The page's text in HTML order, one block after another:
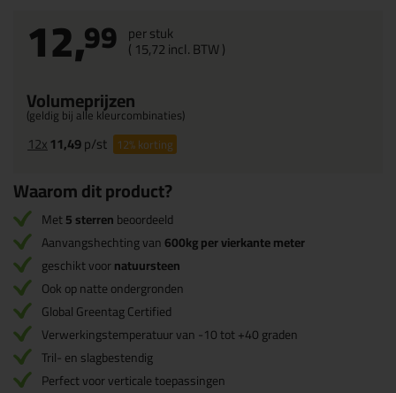
12,99 per stuk
( 15,72incl. BTW )
Volumeprijzen
(geldig bij alle kleurcombinaties)
12x11,49p/st 12%korting
Waarom dit product?
Met5 sterrenbeoordeeld
Aanvangshechting van600kg per vierkante meter
geschikt voornatuursteen
Ook op natte ondergronden
Global Greentag Certified
Verwerkingstemperatuur van -10 tot +40 graden
Tril- en slagbestendig
Perfect voor verticale toepassingen